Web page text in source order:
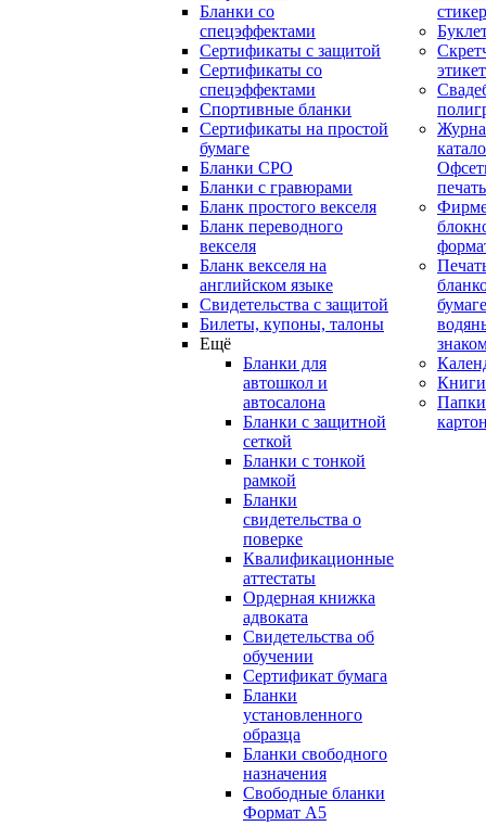
Бланки со
спецэффектами
Сертификаты с защитой
Сертификаты со
спецэффектами
Спортивные бланки
Cертификаты на простой
бумаге
Бланки СРО
Бланки с гравюрами
Бланк простого векселя
Бланк переводного
векселя
Бланк векселя на
английском языке
Свидетельства с защитой
Билеты, купоны, талоны
Ещё
Бланки для
автошкол и
автосалона
Бланки с защитной
сеткой
Бланки с тонкой
рамкой
Бланки
свидетельства о
поверке
Квалификационные
аттестаты
Ордерная книжка
адвоката
Свидетельства об
обучении
Сертификат бумага
Бланки
установленного
образца
Бланки свободного
назначения
Свободные бланки
Формат А5
печать
Книги
Папки